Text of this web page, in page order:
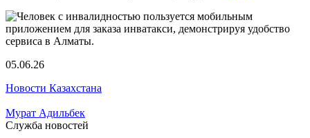
05.06.26
Новости Казахстана
Мурат Адильбек
Служба новостей